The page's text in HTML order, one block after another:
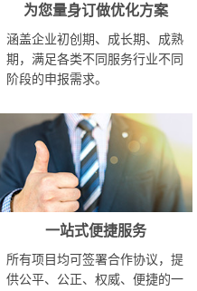
为您量身订做优化方案
涵盖企业初创期、成长期、成熟
期，满足各类不同服务行业不同
阶段的申报需求。
一站式便捷服务
所有项目均可签署合作协议，提
供公平、公正、权威、便捷的一